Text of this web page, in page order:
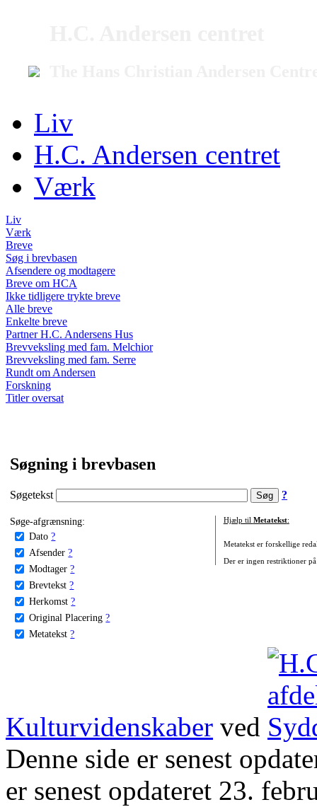
Liv
H.C. Andersen centret
Værk
Liv
Værk
Breve
Søg i brevbasen
Afsendere og modtagere
Breve om HCA
Ikke tidligere trykte breve
Alle breve
Enkelte breve
Partner H.C. Andersens Hus
Brevveksling med fam. Melchior
Brevveksling med fam. Serre
Rundt om Andersen
Forskning
Titler oversat
Søgning i brevbasen
Søgetekst ?
Søge-afgrænsning:
Dato ?
Afsender ?
Modtager ?
Brevtekst ?
Herkomst ?
Original Placering ?
Metatekst ?
Hjælp til Metatekst:
Metatekst er forskellige
Der er ingen restriktioner
Kulturvidenskaber ved
Denne side er senest
er senest opdateret 23.